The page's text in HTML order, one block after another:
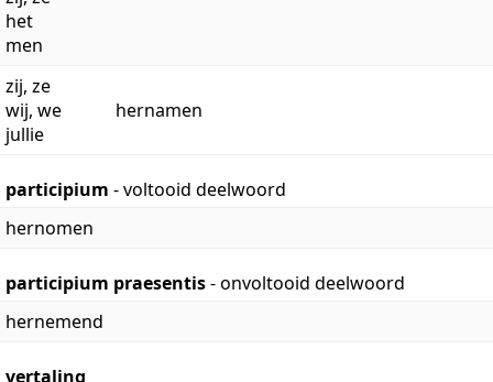
het
men
zij, ze
wij, we
jullie
hernamen
participium - voltooid deelwoord
hernomen
participium praesentis- onvoltooid deelwoord
hernemend
vertaling